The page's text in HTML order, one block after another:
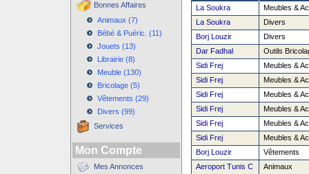
Bonnes Affaires
Animaux (7)
Bébé & Puéric. (11)
Jouets (13)
Librairie (8)
Meuble (130)
Bricolage (5)
Vêtements (29)
Divers (99)
Services
Mon Compte
Mes Annonces
La Soukra
Meubles &
La Soukra
Divers
Borj Louzir
Divers
Dar Fadhal
Outils
Sidi Frej
Meubles &
Sidi Frej
Meubles &
Sidi Frej
Meubles &
Sidi Frej
Meubles &
Sidi Frej
Meubles &
Sidi Frej
Meubles &
Borj Louzir
Vêtements
Aeroport Tunis C
Animaux